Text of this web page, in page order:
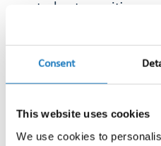
Consent
This website uses cookies
We use cookies to
sterker te
Snel reageren op
Niet alles verloopt
social media kan zich
Dankzij monitoring